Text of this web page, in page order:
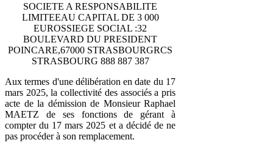
SOCIETE A RESPONSABILITE
LIMITEEAU CAPITAL DE 3 000
EUROSSIEGE SOCIAL :32
BOULEVARD DU PRESIDENT
POINCARE,67000 STRASBOURGRCS
STRASBOURG 888 887 387
Aux termes d'une délibération en date du 17
mars 2025, la collectivité des associés a pris
acte de la démission de Monsieur Raphael
MAETZ de ses fonctions de gérant à
compter du 17 mars 2025 et a décidé de ne
pas procéder à son remplacement.